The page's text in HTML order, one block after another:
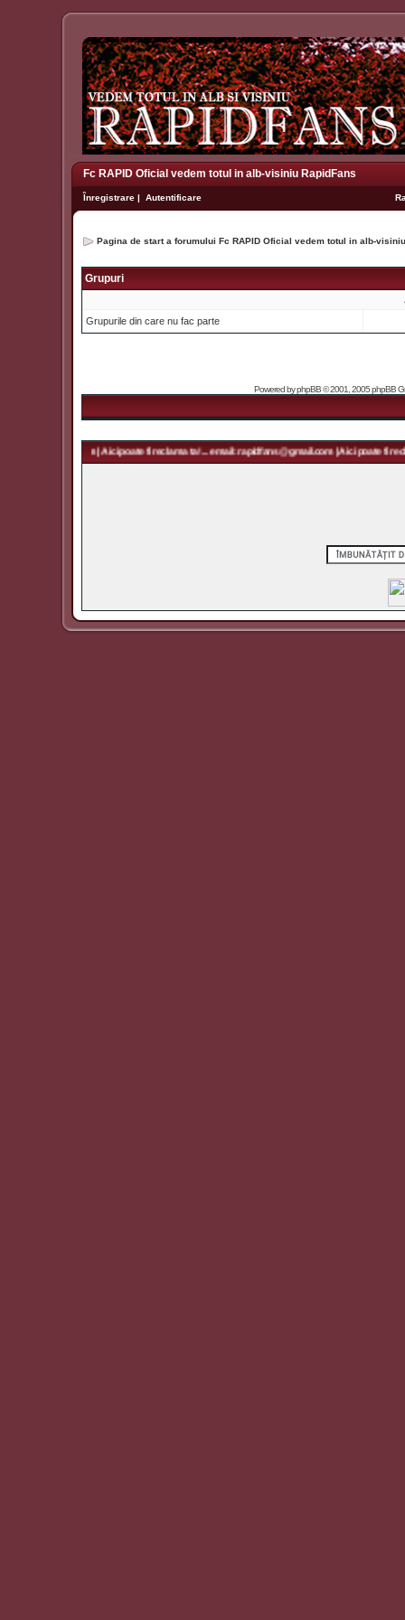
Fc RAPID Oficial vedem totul in alb-visiniu RapidFans
Înregistrare | Autentificare
Pagina de start a forumului Fc RAPID Oficial vedem totul in alb-
Grupuri
Grupurile din care nu fac parte
Powered byphpBB© 2001, 2005 phpBB
| Aici poate fi reclama ta! ... email: rapidfans@gmail.com | Aici poate fi